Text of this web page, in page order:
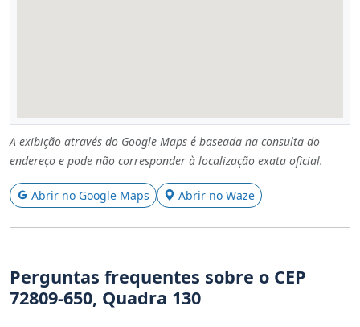
A exibição através do Google Maps é baseada na consulta do
endereço e pode não corresponder à localização exata oficial.
Abrir no Google Maps Abrir no Waze
Perguntas frequentes sobre o CEP
72809-650, Quadra 130